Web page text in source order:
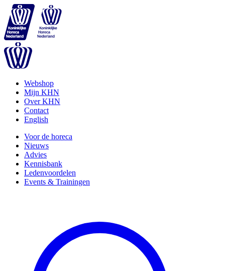
Webshop
Mijn KHN
Over KHN
Contact
English
Voor de horeca
Nieuws
Advies
Kennisbank
Ledenvoordelen
Events & Trainingen